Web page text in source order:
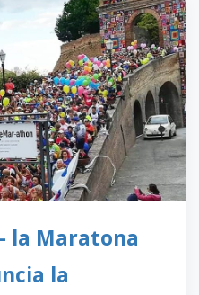
la Maratona
la